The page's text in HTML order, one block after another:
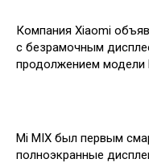
Компания Xiaomi
с безрамочным
продолжением модели
Mi MIX был первым
полноэкранные